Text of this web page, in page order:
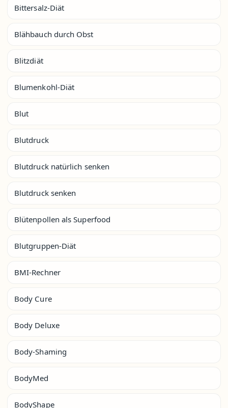
Bittersalz-Diät
Blähbauch durch Obst
Blitzdiät
Blumenkohl-Diät
Blut
Blutdruck
Blutdruck natürlich senken
Blutdruck senken
Blütenpollen als Superfood
Blutgruppen-Diät
BMI-Rechner
Body Cure
Body Deluxe
Body-Shaming
BodyMed
BodyShape